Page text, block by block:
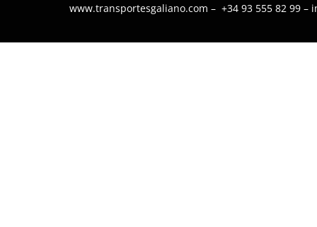
www.transportesgaliano.com – +34 93 555 82 99 –